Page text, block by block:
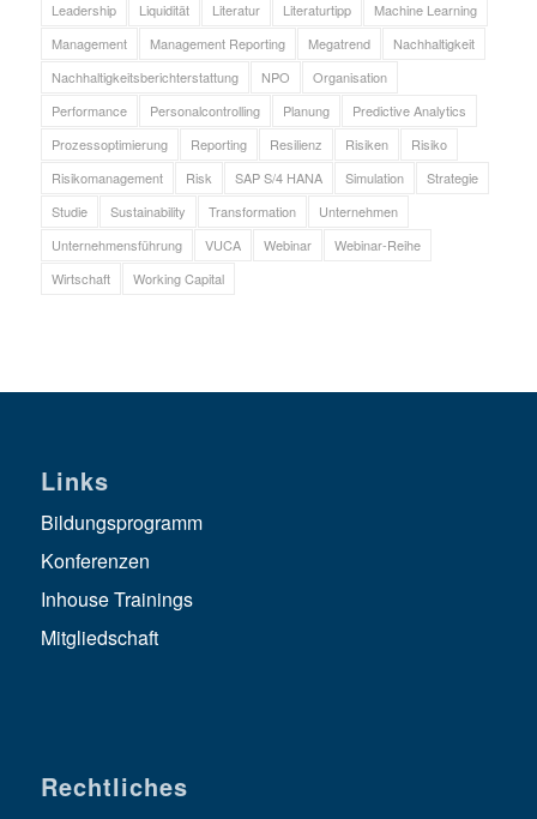
Leadership Liquidität Literatur Literaturtipp
Machine Learning
Management
Management Reporting Megatrend
Nachhaltigkeit
Nachhaltigkeitsberichterstattung
NPO
Organisation
Performance
Personalcontrolling Planung
Predictive Analytics
Prozessoptimierung
Reporting Resilienz Risiken
Risiko
Risikomanagement
Risk SAP S/4 HANA Simulation
Strategie
Studie
Sustainability Transformation
Unternehmen
Unternehmensführung
VUCA Webinar
Webinar-Reihe
Wirtschaft
Working Capital
Links
Bildungsprogramm
Konferenzen
Inhouse Trainings
Mitgliedschaft
Rechtliches